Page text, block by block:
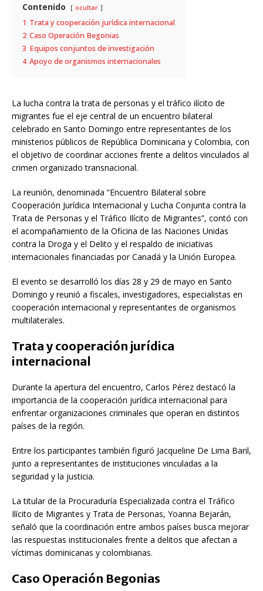
Contenido ocultar
1 Trata y cooperación jurídica internacional
2 Caso Operación Begonias
3 Equipos conjuntos de investigación
4 Apoyo de organismos internacionales
La lucha contra la trata de personas y el tráfico ilícito de
migrantes fue el eje central de un encuentro bilateral
celebrado en Santo Domingo entre representantes de los
ministerios públicos de República Dominicana y Colombia, con
el objetivo de coordinar acciones frente a delitos vinculados al
crimen organizado transnacional.
La reunión, denominada “Encuentro Bilateral sobre
Cooperación Jurídica Internacional y Lucha Conjunta contra la
Trata de Personas y el Tráfico Ilícito de Migrantes”, contó con
el acompañamiento de la Oficina de las Naciones Unidas
contra la Droga y el Delito y el respaldo de iniciativas
internacionales financiadas por Canadá y la Unión Europea.
El evento se desarrolló los días 28 y 29 de mayo en Santo
Domingo y reunió a fiscales, investigadores, especialistas en
cooperación internacional y representantes de organismos
multilaterales.
Trata y cooperación jurídica
internacional
Durante la apertura del encuentro, Carlos Pérez destacó la
importancia de la cooperación jurídica internacional para
enfrentar organizaciones criminales que operan en distintos
países de la región.
Entre los participantes también figuró Jacqueline De Lima Baril,
junto a representantes de instituciones vinculadas a la
seguridad y la justicia.
La titular de la Procuraduría Especializada contra el Tráfico
Ilícito de Migrantes y Trata de Personas, Yoanna Bejarán,
señaló que la coordinación entre ambos países busca mejorar
las respuestas institucionales frente a delitos que afectan a
víctimas dominicanas y colombianas.
Caso Operación Begonias